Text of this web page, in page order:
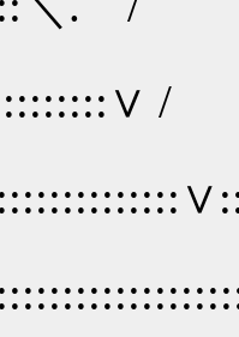
/